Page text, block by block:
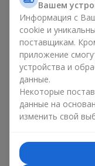
Торты с живыми
флористики и
десерт в паре с
стильно и
рождения ,
В композиции
завершает сладкий
украшениями из
Вашем
Информация с
cookie и
поставщикам.
приложение
устройства и
данные.
Некоторые
данные на
изменить свой